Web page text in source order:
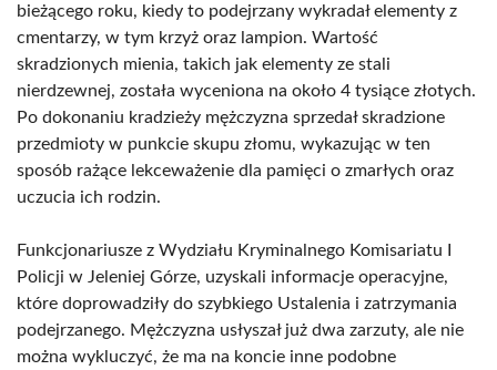
bieżącego roku, kiedy to podejrzany wykradał elementy z
cmentarzy, w tym krzyż oraz lampion. Wartość
skradzionych mienia, takich jak elementy ze stali
nierdzewnej, została wyceniona na około 4 tysiące złotych.
Po dokonaniu kradzieży mężczyzna sprzedał skradzione
przedmioty w punkcie skupu złomu, wykazując w ten
sposób rażące lekceważenie dla pamięci o zmarłych oraz
uczucia ich rodzin.
Funkcjonariusze z Wydziału Kryminalnego Komisariatu I
Policji w Jeleniej Górze, uzyskali informacje operacyjne,
które doprowadziły do szybkiego Ustalenia i zatrzymania
podejrzanego. Mężczyzna usłyszał już dwa zarzuty, ale nie
można wykluczyć, że ma na koncie inne podobne